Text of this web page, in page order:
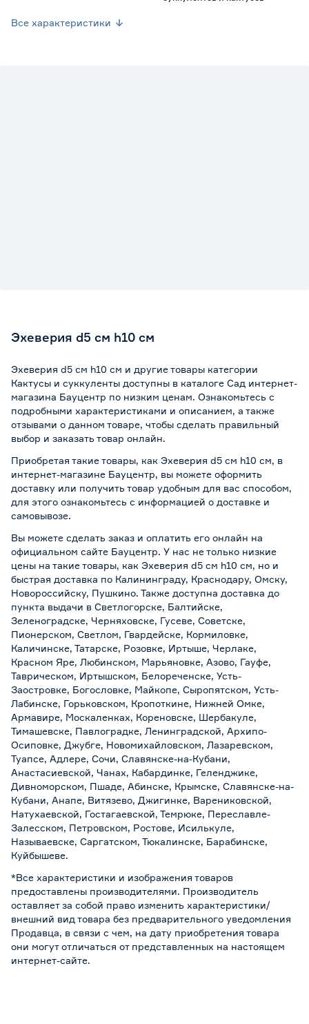
Все характеристики
Эхеверия d5 см h10 см
Эхеверия d5 см h10 см и другие товары категории
Кактусы и суккуленты доступны в каталоге Сад интернет-
магазина Бауцентр по низким ценам. Ознакомьтесь с
подробными характеристиками и описанием, а также
отзывами о данном товаре, чтобы сделать правильный
выбор и заказать товар онлайн.
Приобретая такие товары, как Эхеверия d5 см h10 см, в
интернет-магазине Бауцентр, вы можете оформить
доставку или получить товар удобным для вас способом,
для этого ознакомьтесь с информацией о доставке и
самовывозе.
Вы можете сделать заказ и оплатить его онлайн на
официальном сайте Бауцентр. У нас не только низкие
цены на такие товары, как Эхеверия d5 см h10 см, но и
быстрая доставка по Калининграду, Краснодару, Омску,
Новороссийску, Пушкино. Также доступна доставка до
пункта выдачи в Светлогорске, Балтийске,
Зеленоградске, Черняховске, Гусеве, Советске,
Пионерском, Светлом, Гвардейске, Кормиловке,
Каличинске, Татарске, Розовке, Иртыше, Черлаке,
Красном Яре, Любинском, Марьяновке, Азово, Гауфе,
Таврическом, Иртышском, Белореченске, Усть-
Заостровке, Богословке, Майкопе, Сыропятском, Усть-
Лабинске, Горьковском, Кропоткине, Нижней Омке,
Армавире, Москаленках, Кореновске, Шербакуле,
Тимашевске, Павлоградке, Ленинградской, Архипо-
Осиповке, Джубге, Новомихайловском, Лазаревском,
Туапсе, Адлере, Сочи, Славянске-на-Кубани,
Анастасиевской, Чанах, Кабардинке, Геленджике,
Дивноморском, Пшаде, Абинске, Крымске, Славянске-на-
Кубани, Анапе, Витязево, Джигинке, Варениковской,
Натухаевской, Гостагаевской, Темрюке, Переславле-
Залесском, Петровском, Ростове, Исилькуле,
Называевске, Саргатском, Тюкалинске, Барабинске,
Куйбышеве.
*Все характеристики и изображения товаров
предоставлены производителями. Производитель
оставляет за собой право изменить характеристики/
внешний вид товара без предварительного уведомления
Продавца, в связи с чем, на дату приобретения товара
они могут отличаться от представленных на настоящем
интернет-сайте.